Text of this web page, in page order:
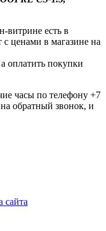
витрине есть в
ценами в магазине на
оплатить покупки
часы по телефону +7
обратный звонок, и
сайта